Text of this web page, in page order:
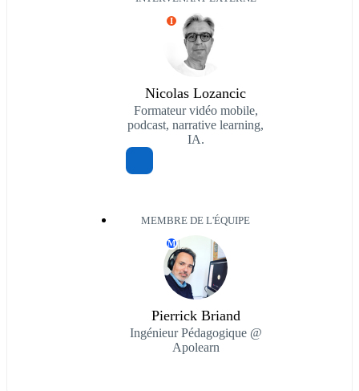
I
Nicolas Lozancic
Formateur vidéo mobile,
podcast, narrative learning,
IA.
MEMBRE DE L'ÉQUIPE
M
Pierrick Briand
Ingénieur Pédagogique @
Apolearn